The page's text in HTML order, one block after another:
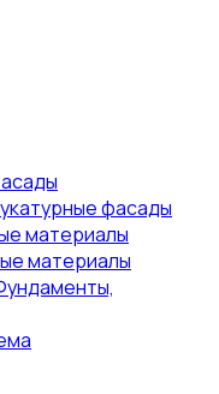
фасады
материалы
материалы